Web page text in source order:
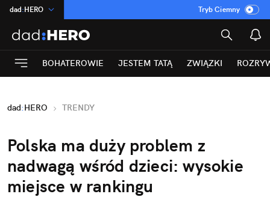
dad:HERO
:Temat
INN:Poland
ASZ:dziennik
Rozrywka
Tryb Ciemny
BOHATEROWIE JESTEM TATĄ ZWIĄZKI
dad:HERO TRENDY
Polska ma duży problem z
nadwagą wśród dzieci: wysokie
miejsce w rankingu